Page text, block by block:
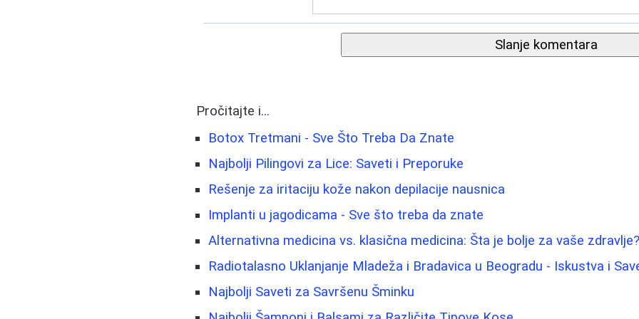
Slanje komentara
Pročitajte i...
Botox Tretmani - Sve Što Treba Da Znate
Najbolji Pilingovi za Lice: Saveti i Preporuke
Rešenje za iritaciju kože nakon depilacije nausnica
Implanti u jagodicama - Sve što treba da znate
Alternativna medicina vs. klasična medicina: Šta je bolje za vaše
Radiotalasno Uklanjanje Mladeža i Bradavica u Beogradu - Iskustva i
Najbolji Saveti za Savršenu Šminku